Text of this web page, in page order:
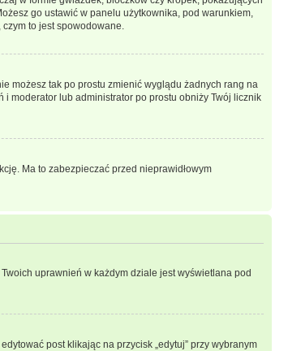
go ustawić w panelu użytkownika, pod warunkiem,
to jest spowodowane.
możesz tak po prostu zmienić wyglądu żadnych rang na
moderator lub administrator po prostu obniży Twój licznik
Ma to zabezpieczać przed nieprawidłowym
uprawnień w każdym dziale jest wyświetlana pod
post klikając na przycisk „edytuj” przy wybranym